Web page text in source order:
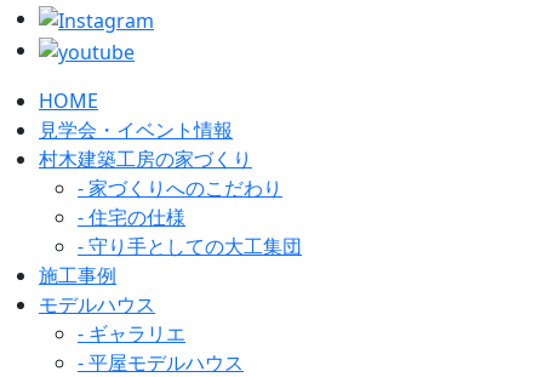
HOME
見学会・イベント情報
村木建築工房の家づくり
- 家づくりへのこだわり
- 住宅の仕様
- 守り手としての大工集団
施工事例
モデルハウス
- ギャラリエ
- 平屋モデルハウス